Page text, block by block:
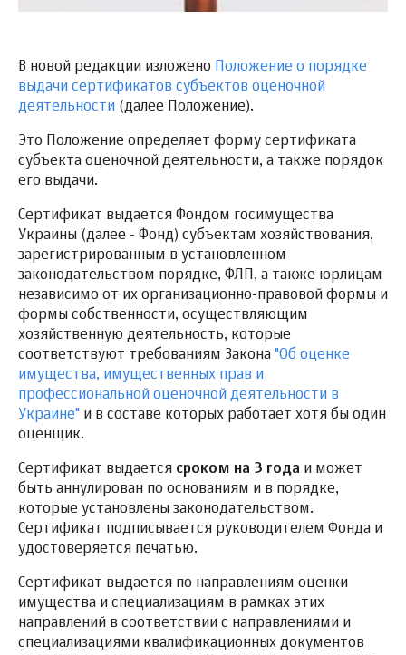
В новой редакции изложено
Положение о порядке
выдачи сертификатов субъектов оценочной
деятельности (далее Положение).
Это Положение определяет форму сертификата
субъекта оценочной деятельности, а также порядок
его выдачи.
Сертификат выдается Фондом госимущества
Украины (далее - Фонд) субъектам хозяйствования,
зарегистрированным в установленном
законодательством порядке, ФЛП, а также юрлицам
независимо от их организационно-правовой формы и
формы собственности, осуществляющим
хозяйственную деятельность, которые
соответствуют требованиям Закона "Об оценке
имущества, имущественных прав и
профессиональной оценочной деятельности в
Украине" и в составе которых работает хотя бы один
оценщик.
Сертификат выдается сроком на 3 года и может
быть аннулирован по основаниям и в порядке,
которые установлены законодательством.
Сертификат подписывается руководителем Фонда и
удостоверяется печатью.
Сертификат выдается по направлениям оценки
имущества и специализациям в рамках этих
направлений в соответствии с направлениями и
специализациями квалификационных документов